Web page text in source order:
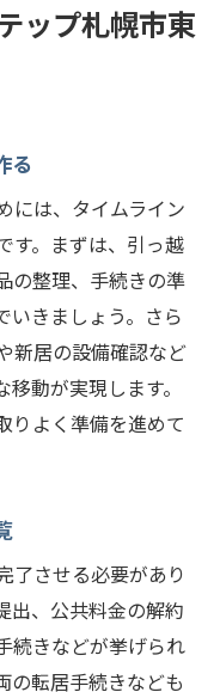
ップ札幌市東
る
には、タイムライン
す。まずは、引っ越
の整理、手続きの準
いきましょう。さら
新居の設備確認など
動が実現します。
りよく準備を進めて
了させる必要があり
出、公共料金の解約
続きなどが挙げられ
の転居手続きなども